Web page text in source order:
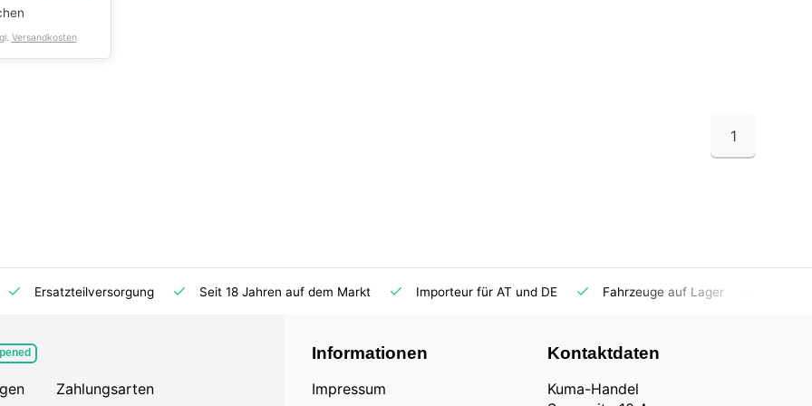
Versandkosten
1
Ersatzteilversorgung Seit 18 Jahren auf dem Markt Importeur für AT und DE Fahrzeuge auf Lager
Zahlungsarten
Informationen
Impressum
Kontaktdaten
Kuma-Handel